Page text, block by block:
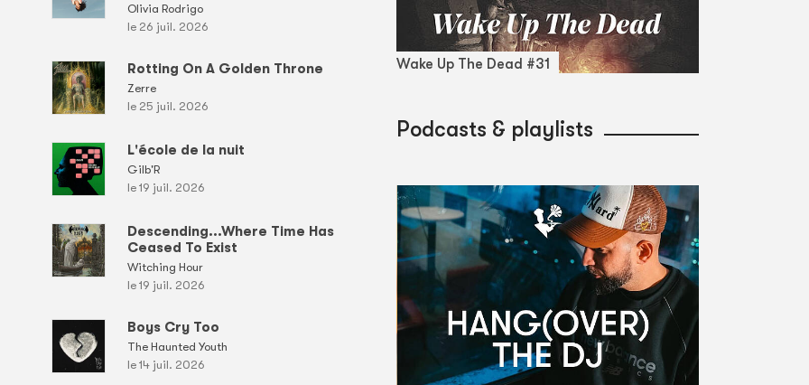
Olivia Rodrigo
le 26 juil. 2026
Rotting On A Golden Throne
Zerre
le 25 juil. 2026
L'école de la nuit
Gilb'R
le 19 juil. 2026
Descending...Where Time Has
Ceased To Exist
Witching Hour
le 19 juil. 2026
Boys Cry Too
The Haunted Youth
le 14 juil. 2026
Wake Up The Dead #31
Podcasts & playlists